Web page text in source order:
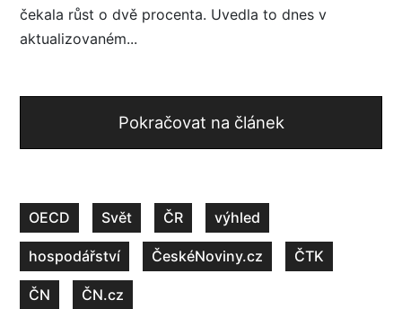
čekala růst o dvě procenta. Uvedla to dnes v
aktualizovaném...
Pokračovat na článek
OECD Svět ČR výhled
hospodářství ČeskéNoviny.cz ČTK
ČN ČN.cz